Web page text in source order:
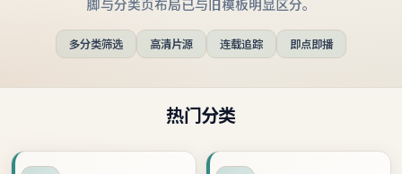
脚与分类页布局已与旧模板明显区分。
多分类筛选 高清片源 连载追踪 即点即播
热门分类